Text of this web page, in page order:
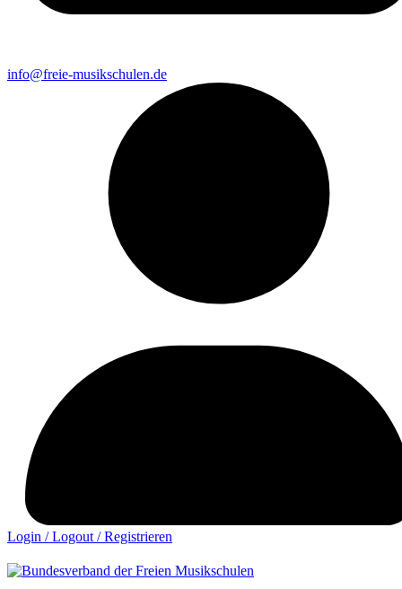
info@freie-musikschulen.de
Login / Logout / Registrieren